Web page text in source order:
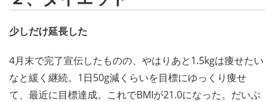
少しだけ延長した
4月末で完了宣伝したものの、やはりあと1.5kgは痩せたい
なと緩く継続。1日50g減くらいを目標にゆっくり痩せ
て、最近に目標達成。これでBMIが21.0になった。だいぶ